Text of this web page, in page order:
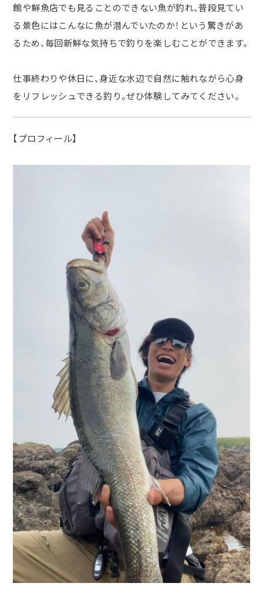
館や鮮魚店でも見ることのできない魚が釣れ、普段見てい
る景色にはこんなに魚が潜んでいたのか！という驚きがあ
るため、毎回新鮮な気持ちで釣りを楽しむことができます。
仕事終わりや休日に、身近な水辺で自然に触れながら心身
をリフレッシュできる釣り。ぜひ体験してみてください。
【プロフィール】